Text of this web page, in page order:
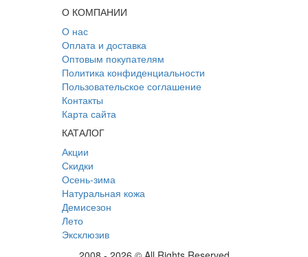
О КОМПАНИИ
О нас
Оплата и доставка
Оптовым покупателям
Политика конфиденциальности
Пользовательское соглашение
Контакты
Карта сайта
КАТАЛОГ
Акции
Скидки
Осень-зима
Натуральная кожа
Демисезон
Лето
Эксклюзив